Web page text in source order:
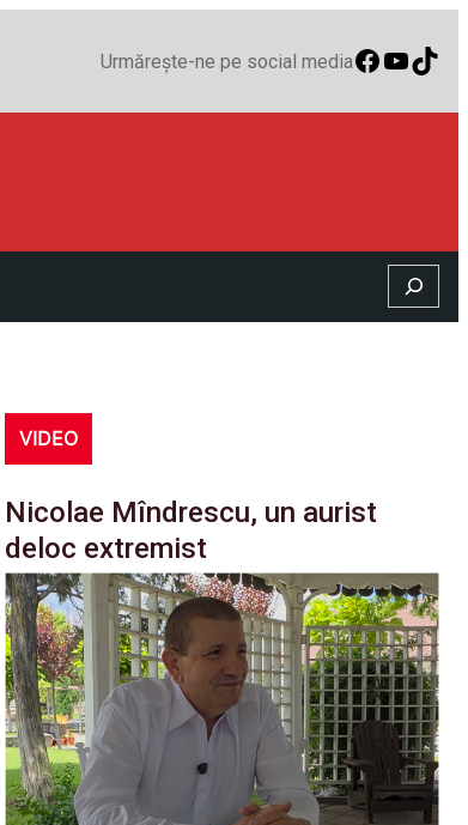
Urmărește-ne pe social media
Search
VIDEO
Nicolae Mîndrescu, un aurist
deloc extremist